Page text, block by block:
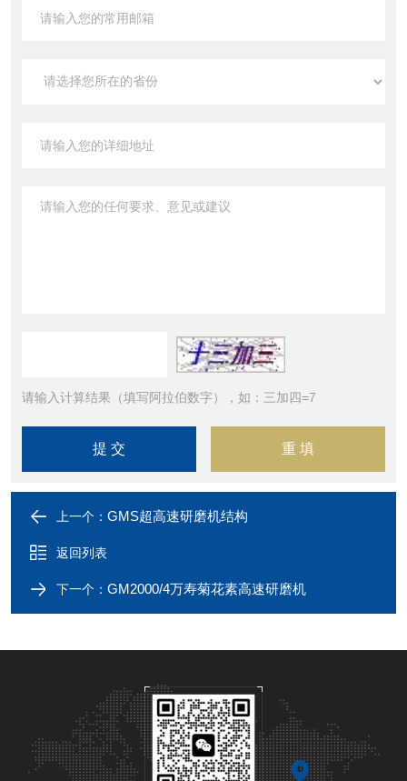
请输入计算结果（填写阿拉伯数字），如：三加四=7
上一个： GMS超高速研磨机结构
返回列表
下一个： GM2000/4万寿菊花素高速研磨机